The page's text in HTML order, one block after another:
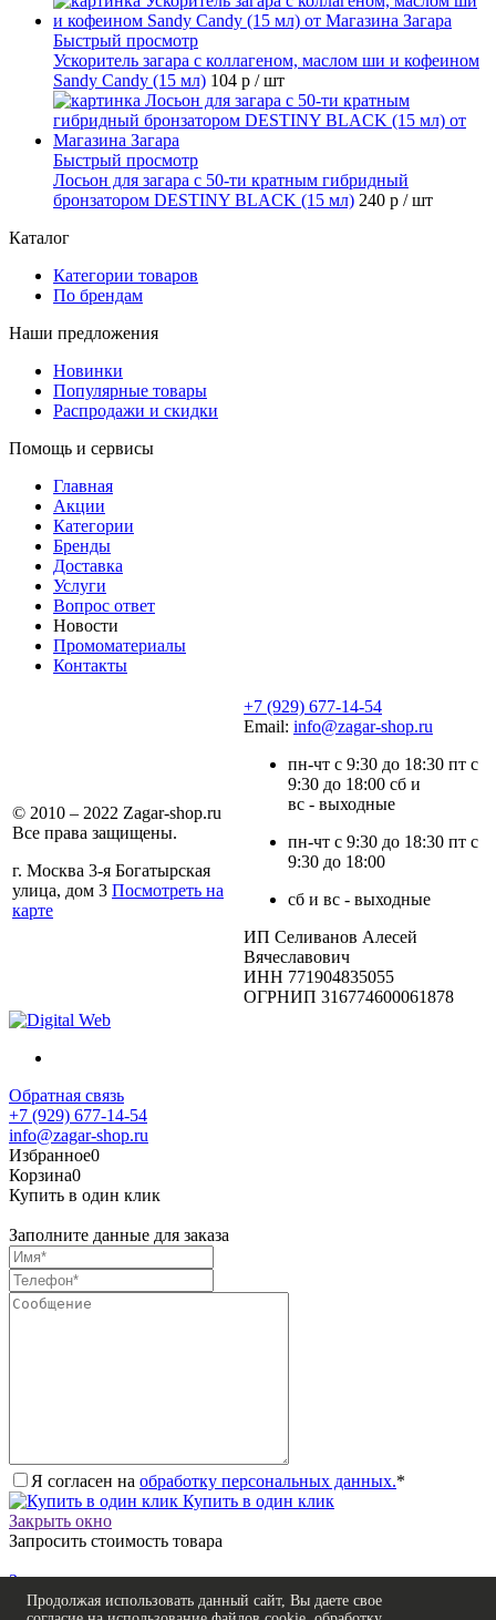
Продолжая использовать данный сайт, Вы даете свое
Быстрый просмотр
Ускоритель загара с коллагеном, маслом ши и кофеином
Sandy Candy (15 мл) 104 р / шт
Быстрый просмотр
Лосьон для загара с 50-ти кратным гибридный
бронзатором DESTINY BLACK (15 мл) 240 р / шт
Каталог
Категории товаров
По брендам
Наши предложения
Новинки
Популярные товары
Распродажи и скидки
Помощь и сервисы
Главная
Акции
Категории
Бренды
Доставка
Услуги
Вопрос ответ
Новости
Промоматериалы
Контакты
© 2010 – 2022 Zagar-shop.ru
Все права защищены.
г. Москва 3-я Богатырская
улица, дом 3 Посмотреть на
карте
+7 (929) 677-14-54
Email: info@zagar-shop.ru
пн-чт с 9:30 до 18:30 пт с
9:30 до 18:00 сб и
вс - выходные
пн-чт с 9:30 до 18:30 пт с
9:30 до 18:00
сб и вс - выходные
ИП Селиванов Алесей
Вячеславович
ИНН 771904835055
ОГРНИП 316774600061878
Обратная связь
+7 (929) 677-14-54
info@zagar-shop.ru
Избранное0
Корзина0
Купить в один клик
Заполните данные для заказа
Я согласен на обработку персональных данных.*
Купить в один клик
Закрыть окно
Запросить стоимость товара
Загрузка товара
Заполните данные для запроса цены